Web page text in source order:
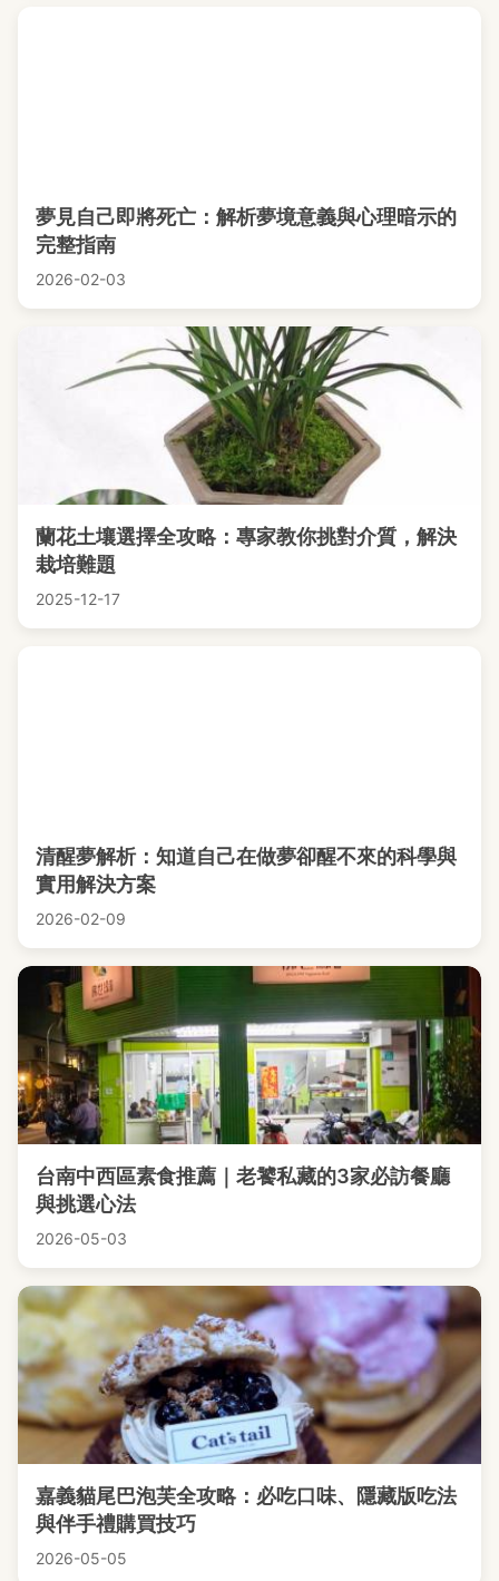
夢見自己即將死亡：解析夢境意義與心理暗示的
完整指南
2026-02-03
蘭花土壤選擇全攻略：專家教你挑對介質，解決
栽培難題
2025-12-17
清醒夢解析：知道自己在做夢卻醒不來的科學與
實用解決方案
2026-02-09
台南中西區素食推薦｜老饕私藏的3家必訪餐廳
與挑選心法
2026-05-03
嘉義貓尾巴泡芙全攻略：必吃口味、隱藏版吃法
與伴手禮購買技巧
2026-05-05